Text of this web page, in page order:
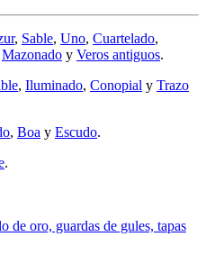
, Sable, Uno, Cuartelado,
Mazonado y Veros antiguos.
, Iluminado, Conopial y Trazo
, Boa y Escudo.
.